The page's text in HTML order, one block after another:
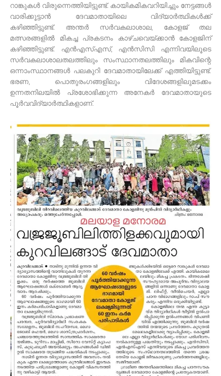
റാങ്കുകൾ വിരുന്നെത്തിയിട്ടുണ്ട്. കായികമികവറിയിച്ചും നേട്ടങ്ങൾ
വാരിക്കൂട്ടാൻ ദേവമാതായിലെ വിദ്യാർത്ഥികൾക്ക്
കഴിഞ്ഞിട്ടുണ്ട്. അന്തർ സർവകലാശാല, കോളജ് തല
മത്സരങ്ങളിൽ മികച്ച പ്രകടനം കാഴ്ചവെയ്ക്കാൻ കോളജിന്
കഴിഞ്ഞിട്ടുണ്ട്. എൻഎസ്എസ്, എൻസിസി എന്നിവയിലൂടെ
സർവകലാശാലതലത്തിലും സംസ്ഥാനതലത്തിലും മികവിന്റെ
ഒന്നാംസ്ഥാനങ്ങൾ പലകുറി ദേവമാതായിലേക്ക് എത്തിയിട്ടുണ്ട്.
ഭരണ, പൊതുരംഗങ്ങളിലും വിദേശങ്ങളിലുമടക്കം
ഉന്നതനിലയിൽ പ്രശോഭിക്കുന്ന അനേകർ ദേവമാതായുടെ
പൂർവവിദ്യാർത്ഥികളാണ്.